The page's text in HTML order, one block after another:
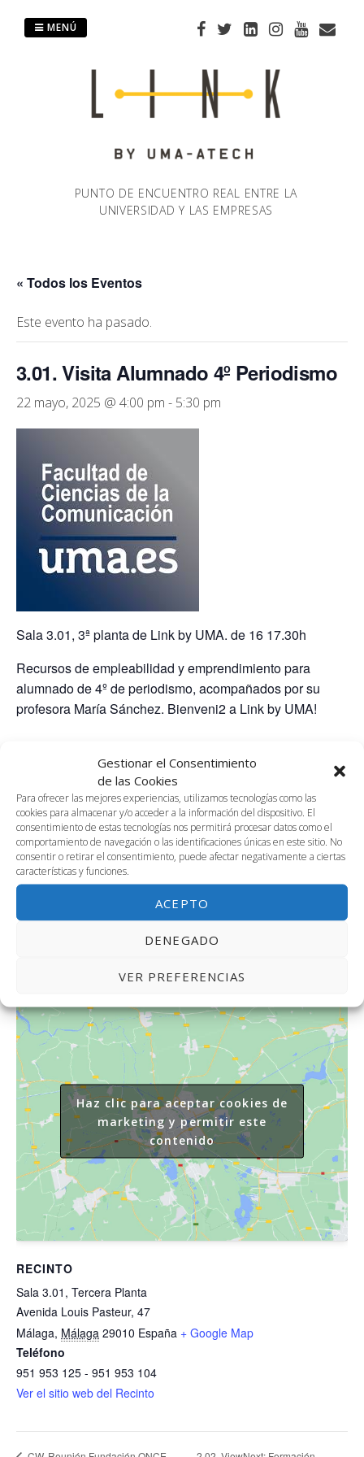
Gestionar el Consentimiento
de las Cookies
Para ofrecer las mejores experiencias, utilizamos tecnologías como las
cookies para almacenar y/o acceder a la información del dispositivo. El
consentimiento de estas tecnologías nos permitirá procesar datos como el
comportamiento de navegación o las identificaciones únicas en este sitio. No
consentir o retirar el consentimiento, puede afectar negativamente a ciertas
características y funciones.
ACEPTO
DENEGADO
VER PREFERENCIAS
PUNTO DE ENCUENTRO REAL ENTRE LA
UNIVERSIDAD Y LAS EMPRESAS
MENÚ
« Todos los Eventos
Este evento ha pasado.
3.01. Visita Alumnado 4º Periodismo
22 mayo, 2025 @ 4:00 pm - 5:30 pm
Sala 3.01, 3ª planta de Link by UMA. de 16 17.30h
Recursos de empleabilidad y emprendimiento para
alumnado de 4º de periodismo, acompañados por su
profesora María Sánchez. Bienveni2 a Link by UMA!
AÑADIR AL CALENDARIO
DETALLES
Fecha:
22 mayo, 2025
ORGANIZADOR
María Sánchez. UMA
Teléfono
647932700
Correo electrónico
m.sanchezgonzalez@uma.e
RECINTO
Sala 3.01, Tercera Planta
Avenida Louis Pasteur, 47
Málaga, Málaga 29010 España + Google Map
Teléfono
951 953 125 - 951 953 104
Ver el sitio web del Recinto
Haz clic para aceptar cookies de
marketing y permitir este
contenido